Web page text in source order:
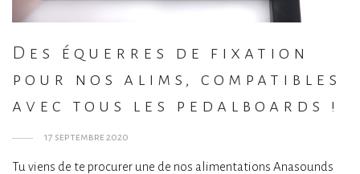
Des équerres de fixation
pour nos alims, compatibles
avec tous les pedalboards !
17 septembre 2020
Tu viens de te procurer une de nos alimentations Anasounds